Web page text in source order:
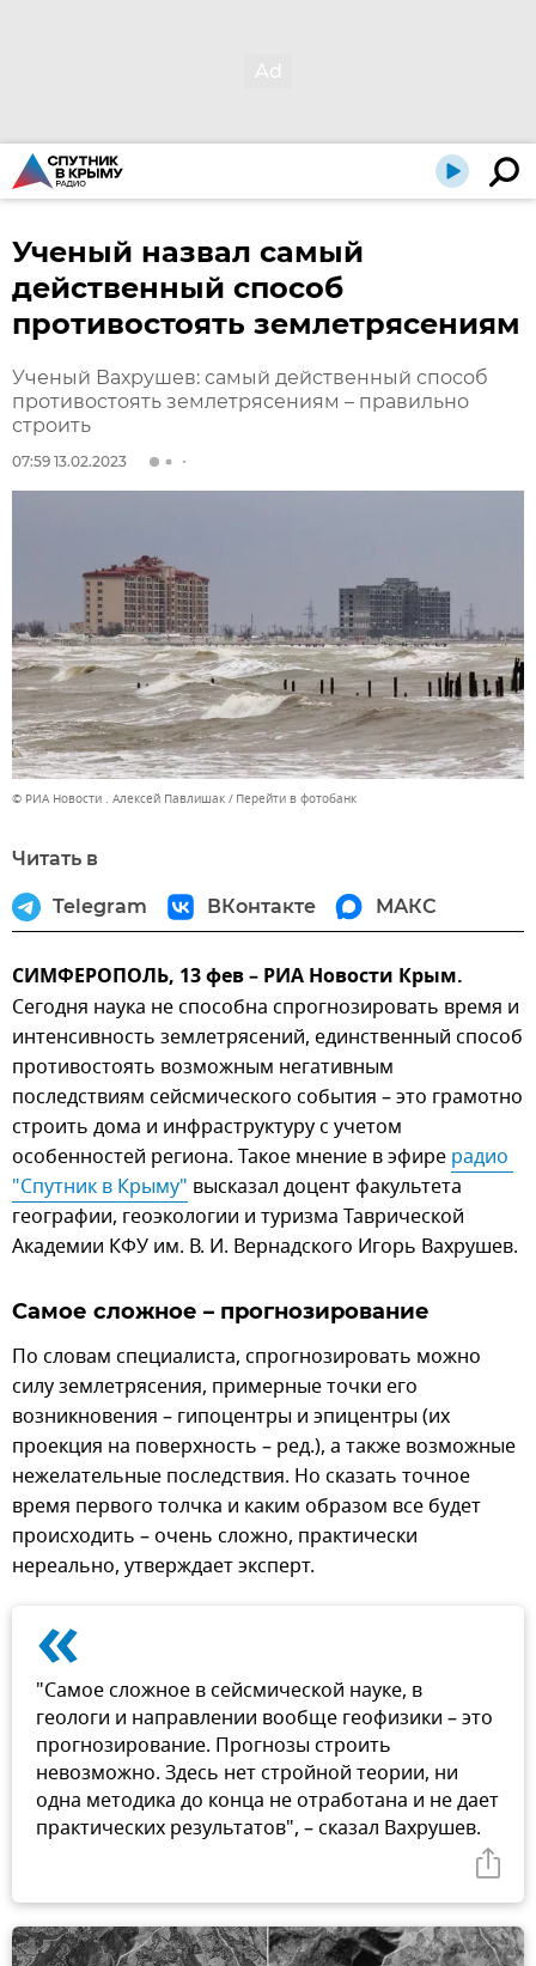
Ученый назвал самый
действенный способ
противостоять землетрясениям
Ученый Вахрушев: самый действенный способ
противостоять землетрясениям – правильно
строить
07:59 13.02.2023
© РИА Новости . Алексей Павлишак Перейти в фотобанк
Читать в
Telegram ВКонтакте МАКС
СИМФЕРОПОЛЬ, 13 фев – РИА Новости Крым.
Сегодня наука не способна спрогнозировать время и
интенсивность землетрясений, единственный способ
противостоять возможным негативным
последствиям сейсмического события – это грамотно
строить дома и инфраструктуру с учетом
особенностей региона. Такое мнение в эфире радио
"Спутник в Крыму" высказал доцент факультета
географии, геоэкологии и туризма Таврической
Академии КФУ им. В. И. Вернадского Игорь Вахрушев.
Самое сложное – прогнозирование
По словам специалиста, спрогнозировать можно
силу землетрясения, примерные точки его
возникновения – гипоцентры и эпицентры (их
проекция на поверхность – ред.), а также возможные
нежелательные последствия. Но сказать точное
время первого толчка и каким образом все будет
происходить – очень сложно, практически
нереально, утверждает эксперт.
«
"Самое сложное в сейсмической науке, в
геологи и направлении вообще геофизики – это
прогнозирование. Прогнозы строить
невозможно. Здесь нет стройной теории, ни
одна методика до конца не отработана и не дает
практических результатов", – сказал Вахрушев.